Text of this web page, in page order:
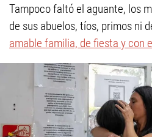
Tampoco faltó el aguante, los
de sus abuelos, tíos, primos ni
amable familia, de fiesta y con